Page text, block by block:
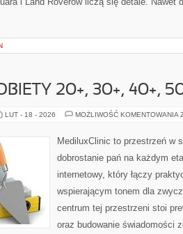
20+, 30+, 40+,
LUT - 18 - 2026 MOŻLIWOŚĆ KOMENTOWANIA
MediluxClinic to przestrzeń w
dobrostanie pań na każdym
internetowy, który łączy
wspierającym tonem dla
centrum tej przestrzeni stoi
oraz budowanie świadomości